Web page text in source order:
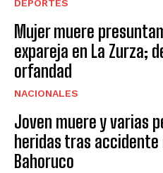
DEPORTES
Mujer muere
expareja en La Zurza;
orfandad
NACIONALES
Joven muere y varias
heridas tras accidente
Bahoruco